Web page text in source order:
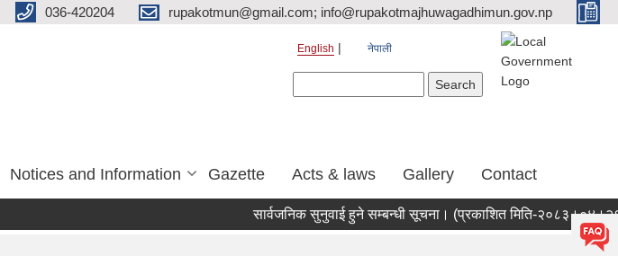
036-420204 rupakotmun@gmail.com; info@rupakotmajhuwagadhimun.gov.np
English नेपाली
Notices and Information Gazette Acts & laws Gallery Contact
सार्वजनिक सुनुवाई हुने सम्बन्धी सूचना। (प्रकाशित मिति-२०८३।०४।२१)